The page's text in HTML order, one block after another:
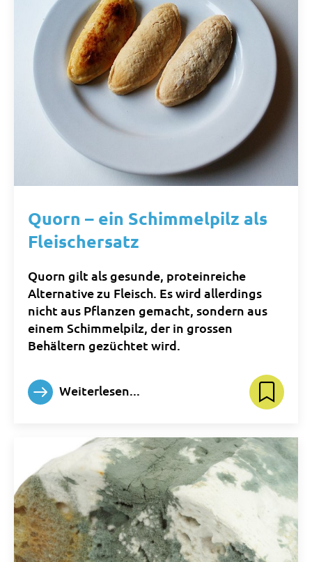
Quorn – ein Schimmelpilz als
Fleischersatz
Quorn gilt als gesunde, proteinreiche
Alternative zu Fleisch. Es wird allerdings
nicht aus Pflanzen gemacht, sondern aus
einem Schimmelpilz, der in grossen
Behältern gezüchtet wird.
Weiterlesen...